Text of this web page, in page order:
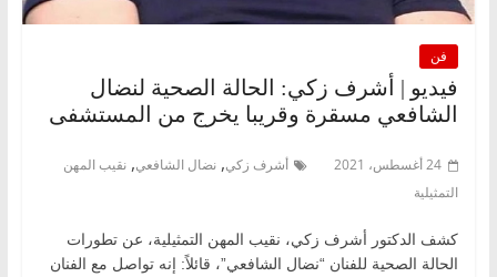
فن
فيديو | أشرف زكي: الحالة الصحية لنضال
الشافعي مسقرة وقريبا يخرج من المستشفى
24 أغسطس، 2021 أشرف زكي, نضال الشافعي, نقيب المهن
التمثيلية
كشف الدكتور أشرف زكي، نقيب المهن التمثيلية، عن تطورات
الحالة الصحية للفنان “نضال الشافعي”، قائلاً: إنه تواصل مع الفنان